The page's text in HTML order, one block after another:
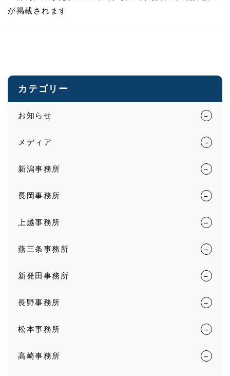
が掲載されます
カテゴリー
お知らせ
メディア
新潟事務所
長岡事務所
上越事務所
燕三条事務所
新発田事務所
長野事務所
松本事務所
高崎事務所